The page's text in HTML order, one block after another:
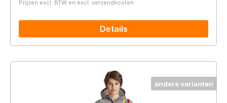
Prijzen excl. BTW en excl. verzendkosten
Details
andere varianten